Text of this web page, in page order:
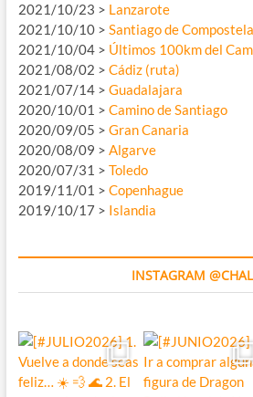
2021/10/23 > Lanzarote
2021/10/10 > Santiago de Compostela
2021/10/04 > Últimos 100km del
2021/08/02 > Cádiz (ruta)
2021/07/14 > Guadalajara
2020/10/01 > Camino de Santiago
2020/09/05 > Gran Canaria
2020/08/09 > Algarve
2020/07/31 > Toledo
2019/11/01 > Copenhague
2019/10/17 > Islandia
INSTAGRAM